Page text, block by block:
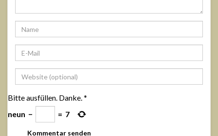
Bitte ausfüllen. Danke.*
neun − = 7